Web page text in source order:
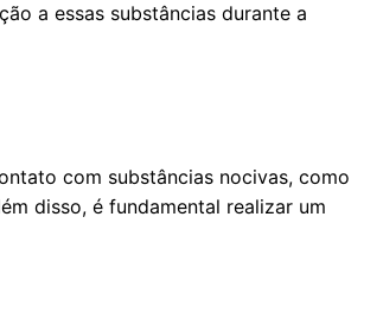
a essas substâncias durante a
com substâncias nocivas, como
disso, é fundamental realizar um